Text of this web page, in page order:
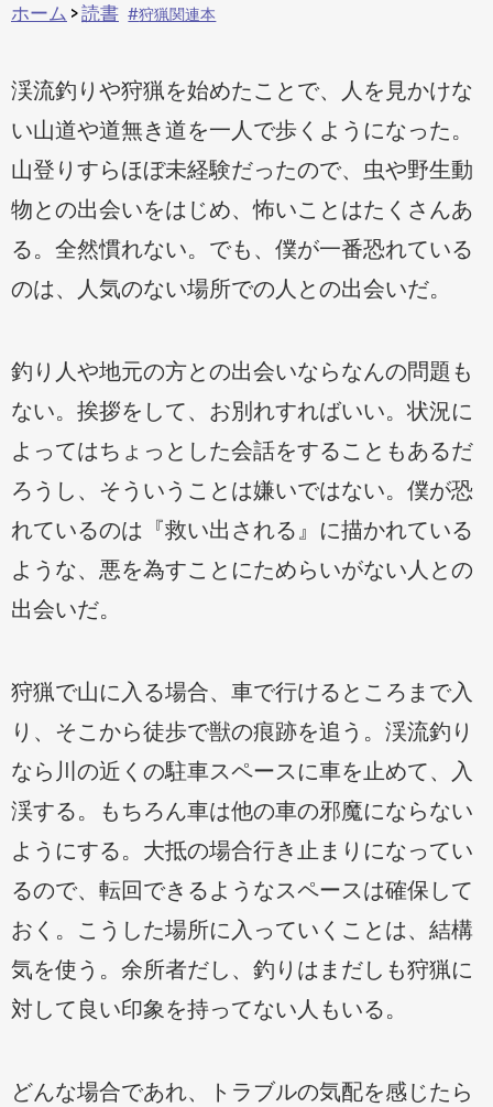
渓流釣りや狩猟を始めたことで、人を見かけな
い山道や道無き道を一人で歩くようになった。
山登りすらほぼ未経験だったので、虫や野生動
物との出会いをはじめ、怖いことはたくさんあ
る。全然慣れない。でも、僕が一番恐れている
のは、人気のない場所での人との出会いだ。
釣り人や地元の方との出会いならなんの問題も
ない。挨拶をして、お別れすればいい。状況に
よってはちょっとした会話をすることもあるだ
ろうし、そういうことは嫌いではない。僕が恐
れているのは『救い出される』に描かれている
ような、悪を為すことにためらいがない人との
出会いだ。
狩猟で山に入る場合、車で行けるところまで入
り、そこから徒歩で獣の痕跡を追う。渓流釣り
なら川の近くの駐車スペースに車を止めて、入
渓する。もちろん車は他の車の邪魔にならない
ようにする。大抵の場合行き止まりになってい
るので、転回できるようなスペースは確保して
おく。こうした場所に入っていくことは、結構
気を使う。余所者だし、釣りはまだしも狩猟に
対して良い印象を持ってない人もいる。
どんな場合であれ、トラブルの気配を感じたら
ホーム 読書 狩猟関連本